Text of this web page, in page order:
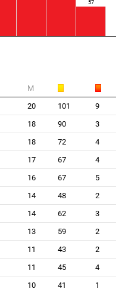
57
М
20 101
9
18 90
3
18 72
4
17 67
4
16 67
5
14 48
2
14 62
3
13 59
2
11 43
2
11 45
4
10 41
1